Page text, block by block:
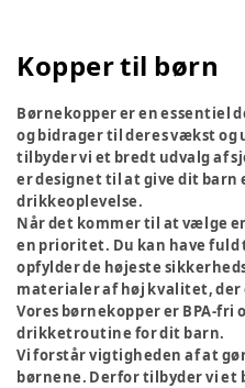
Kopper til børn
Børnekopper er en essentiel
og bidrager til deres vækst og
tilbyder vi et bredt udvalg af
er designet til at give dit barn
drikkeoplevelse.
Når det kommer til at vælge
en prioritet. Du kan have
opfylder de højeste
materialer af høj kvalitet, der
Vores børnekopper er BPA-fri
drikketroutine for dit barn.
Vi forstår vigtigheden af at
børnene. Derfor tilbyder vi et